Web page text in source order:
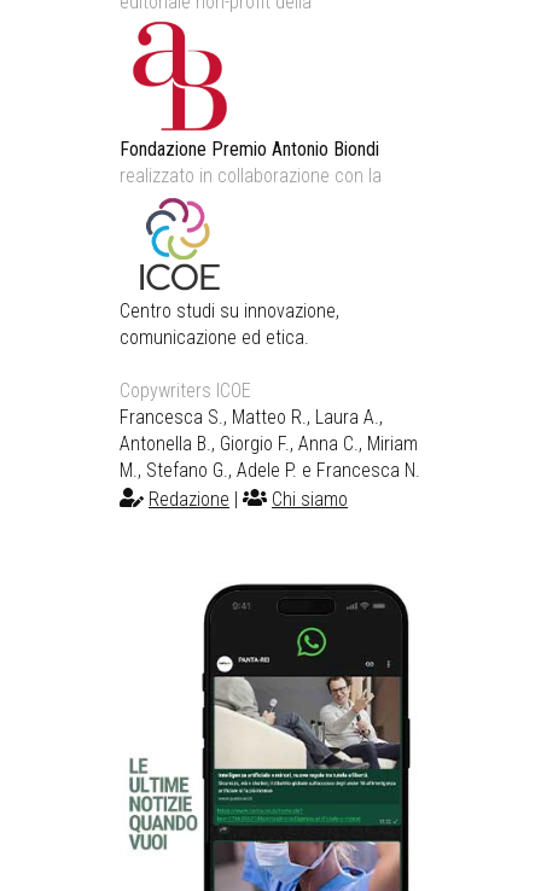
Fondazione Premio Antonio Biondi
realizzato in collaborazione con la
Centro studi su innovazione,
comunicazione ed etica.
Copywriters ICOE
Francesca S., Matteo R., Laura A.,
Antonella B., Giorgio F., Anna C., Miriam
M., Stefano G., Adele P. e Francesca N.
Redazione
Chi siamo